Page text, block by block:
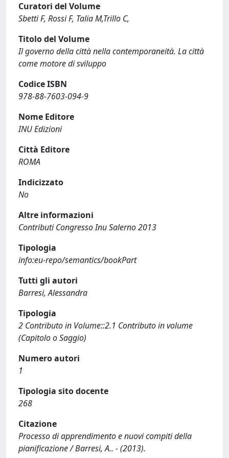
Curatori del Volume
Sbetti F, Rossi F, Talia M,Trillo C,
Titolo del Volume
Il governo della città nella contemporaneità. La città
come motore di sviluppo
Codice ISBN
978-88-7603-094-9
Nome Editore
INU Edizioni
Città Editore
ROMA
Indicizzato
No
Altre informazioni
Contributi Congresso Inu Salerno 2013
Tipologia
info:eu-repo/semantics/bookPart
Tutti gli autori
Barresi, Alessandra
Tipologia
2 Contributo in Volume::2.1 Contributo in volume
(Capitolo o Saggio)
Numero autori
1
Tipologia sito docente
268
Citazione
Processo di apprendimento e nuovi compiti della
pianificazione / Barresi, A.. - (2013).